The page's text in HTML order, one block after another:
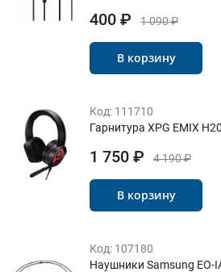
1 090 ₽
400 ₽
В корзину
Код: 111710
Гарнитура XPG EMIX
4 190 ₽
1 750 ₽
В корзину
Код: 107180
Наушники Samsung EO-